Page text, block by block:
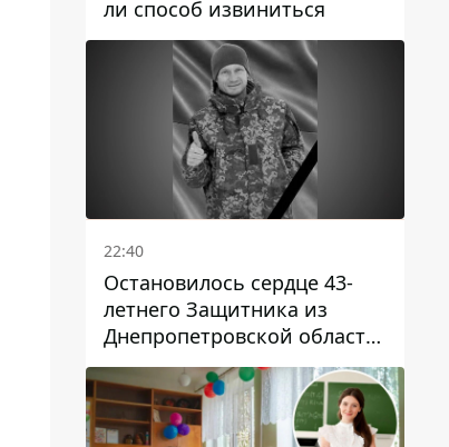
ли способ извиниться
22:40
Остановилось сердце 43-
летнего Защитника из
Днепропетровской области
Евгения Зинченко